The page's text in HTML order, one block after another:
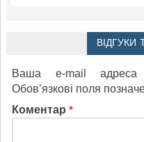
ВІДГУКИ
Ваша e-mail адреса
Обов’язкові поля
Коментар *